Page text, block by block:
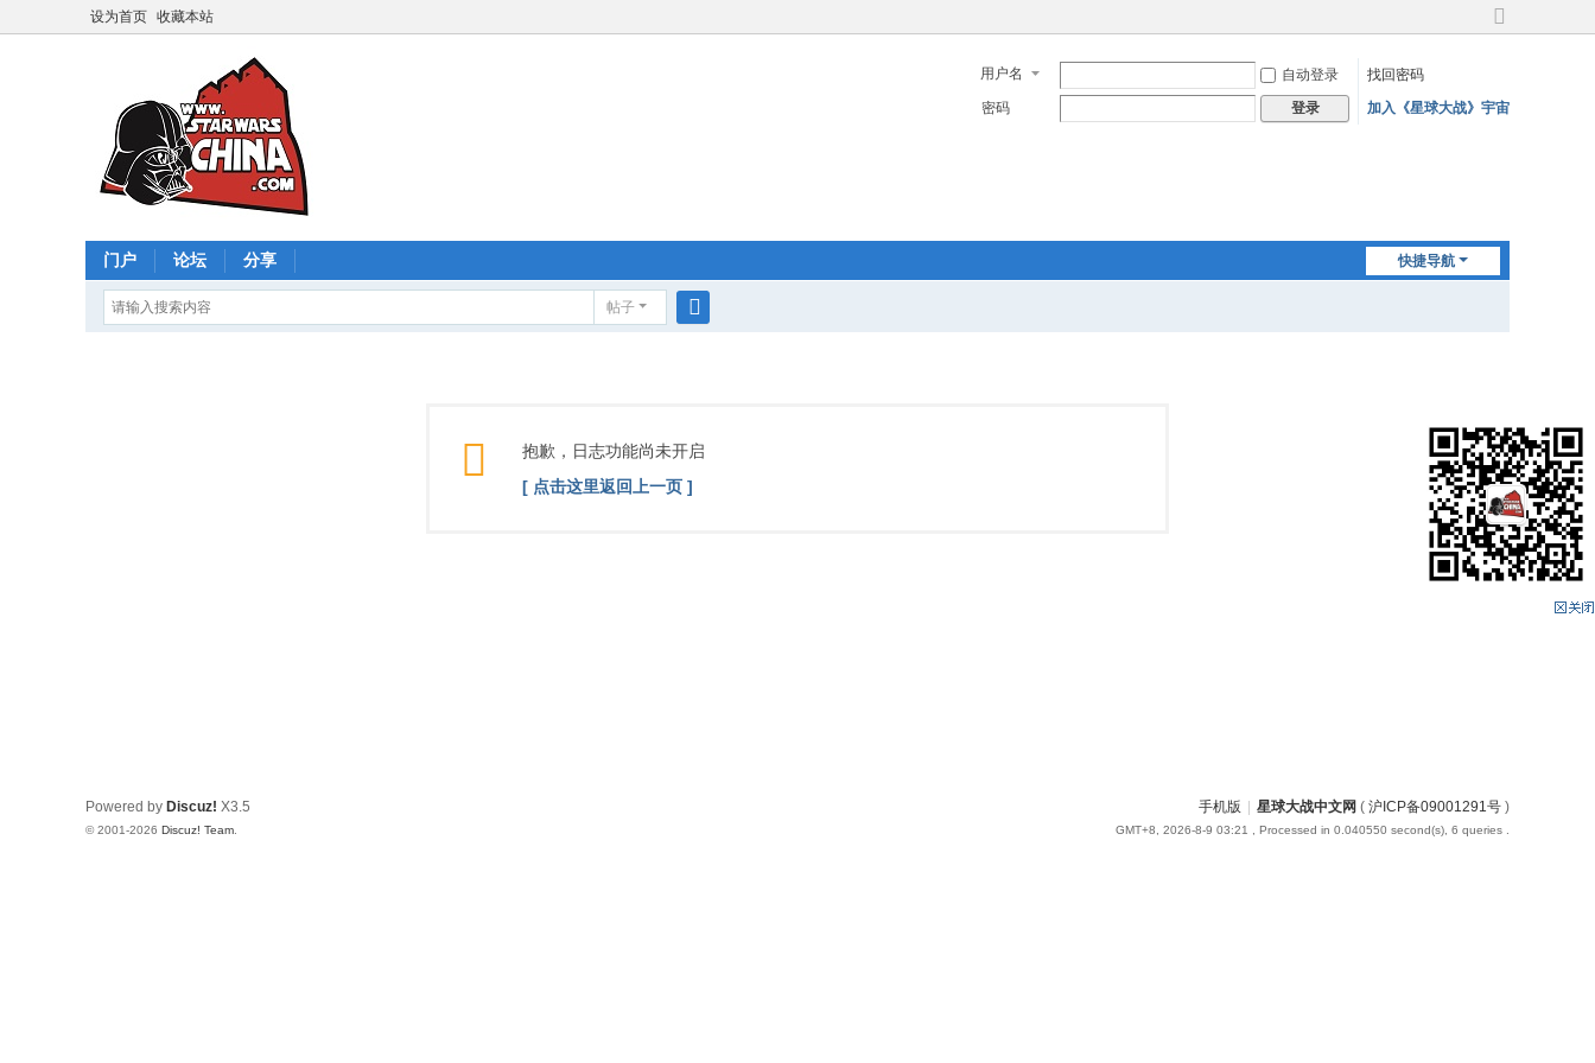
设为首页 收藏本站
切
宽
用户名 自动登录
找回密码
密码
登录 加入《星球大战》宇宙
快捷导航
门户 论坛 分享
帖子
抱歉，日志功能尚未开启
[ 点击这里返回上一页 ]
手机版 星球大战中文网 ( 沪ICP备09001291号 )
GMT+8, 2026-8-9 03:21 , Processed in 0.040550 second(s), 6 queries .
Powered by Discuz! X3.5
© 2001-2026 Discuz! Team